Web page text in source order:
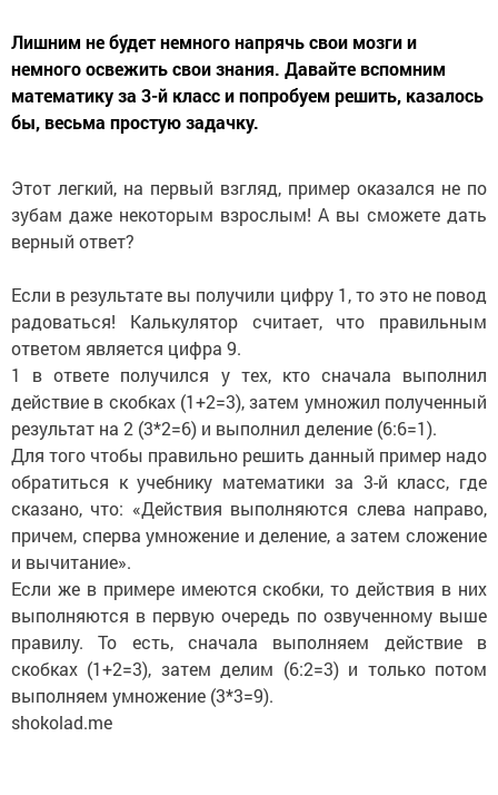
Лишним не будет немного напрячь свои мозги и
немного освежить свои знания. Давайте вспомним
математику за 3-й класс и попробуем решить, казалось
бы, весьма простую задачку.
Этот легкий, на первый взгляд, пример оказался не по
зубам даже некоторым взрослым! А вы сможете дать
верный ответ?
Если в результате вы получили цифру 1, то это не повод
радоваться! Калькулятор считает, что правильным
ответом является цифра 9.
1 в ответе получился у тех, кто сначала выполнил
действие в скобках (1+2=3), затем умножил полученный
результат на 2 (3*2=6) и выполнил деление (6:6=1).
Для того чтобы правильно решить данный пример надо
обратиться к учебнику математики за 3-й класс, где
сказано, что: «Действия выполняются слева направо,
причем, сперва умножение и деление, а затем сложение
и вычитание».
Если же в примере имеются скобки, то действия в них
выполняются в первую очередь по озвученному выше
правилу. То есть, сначала выполняем действие в
скобках (1+2=3), затем делим (6:2=3) и только потом
выполняем умножение (3*3=9).
shokolad.me